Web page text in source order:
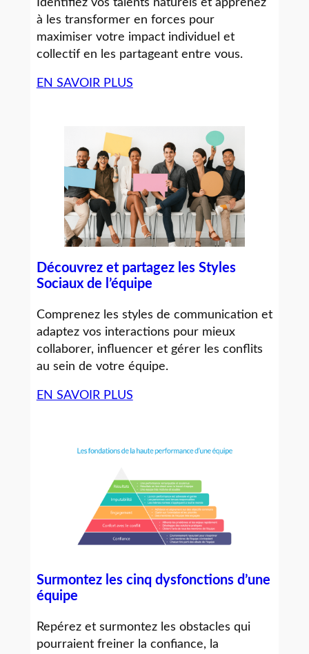
à les transformer en forces pour
maximiser votre impact individuel et
collectif en les partageant entre vous.
EN SAVOIR PLUS
Découvrez et partagez les Styles
Sociaux de l’équipe
Comprenez les styles de communication et
adaptez vos interactions pour mieux
collaborer, influencer et gérer les conflits
au sein de votre équipe.
EN SAVOIR PLUS
Surmontez les cinq dysfonctions d’une
équipe
Repérez et surmontez les obstacles qui
pourraient freiner la confiance, la